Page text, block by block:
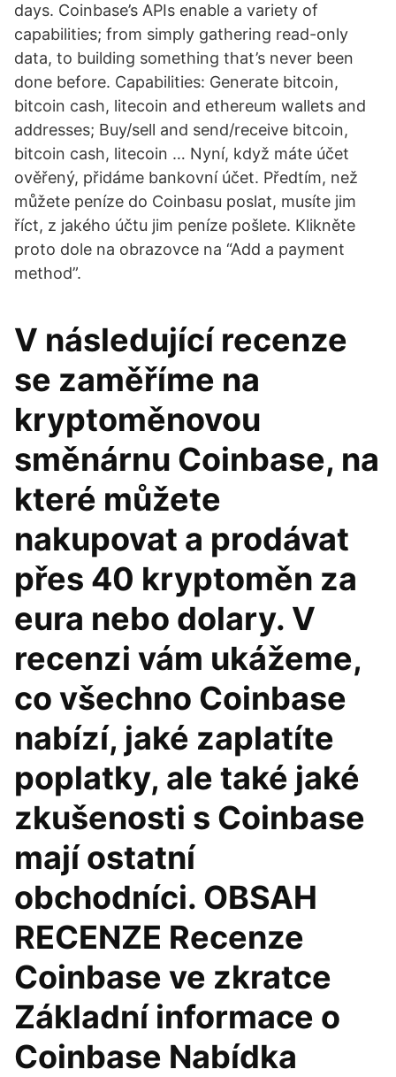
days. Coinbase’s APIs enable a variety of
capabilities; from simply gathering read-only
data, to building something that’s never been
done before. Capabilities: Generate bitcoin,
bitcoin cash, litecoin and ethereum wallets and
addresses; Buy/sell and send/receive bitcoin,
bitcoin cash, litecoin … Nyní, když máte účet
ověřený, přidáme bankovní účet. Předtím, než
můžete peníze do Coinbasu poslat, musíte jim
říct, z jakého účtu jim peníze pošlete. Klikněte
proto dole na obrazovce na “Add a payment
method”.
V následující recenze
se zaměříme na
kryptoměnovou
směnárnu Coinbase, na
které můžete
nakupovat a prodávat
přes 40 kryptoměn za
eura nebo dolary. V
recenzi vám ukážeme,
co všechno Coinbase
nabízí, jaké zaplatíte
poplatky, ale také jaké
zkušenosti s Coinbase
mají ostatní
obchodníci. OBSAH
RECENZE Recenze
Coinbase ve zkratce
Základní informace o
Coinbase Nabídka